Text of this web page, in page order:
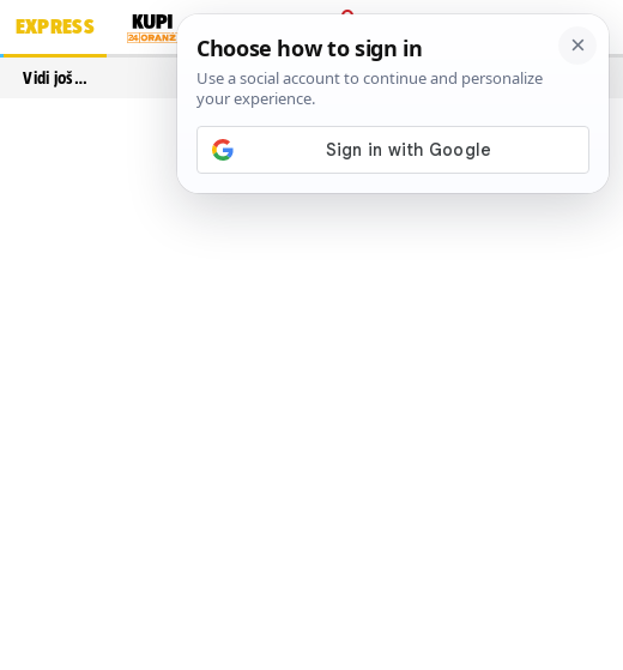
EXPRESS
PRIJAVA
Vidi još…